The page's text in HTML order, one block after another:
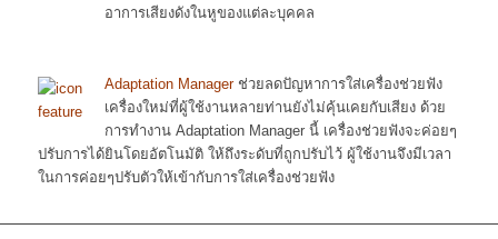
อาการเสียงดังในหูของแต่ละบุคคล
Adaptation Manager ช่วยลดปัญหาการใส่เครื่องช่วยฟัง
เครื่องใหม่ที่ผู้ใช้งานหลายท่านยังไม่คุ้นเคยกับเสียง ด้วย
การทำงาน Adaptation Manager นี้ เครื่องช่วยฟังจะค่อยๆ
ปรับการได้ยินโดยอัตโนมัติ ให้ถึงระดับที่ถูกปรับไว้ ผู้ใช้งานจึงมีเวลา
ในการค่อยๆปรับตัวให้เข้ากับการใส่เครื่องช่วยฟัง